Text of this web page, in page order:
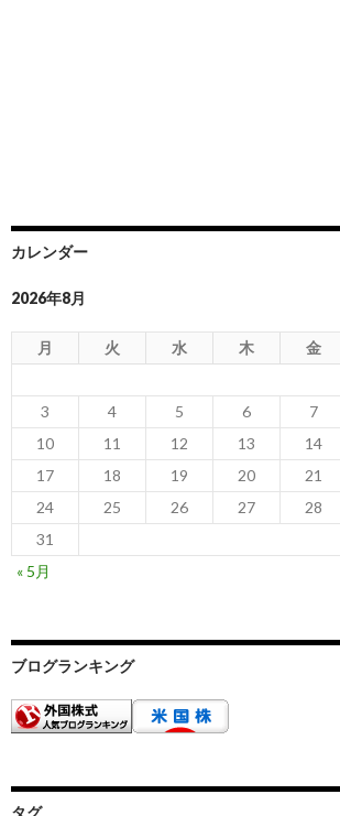
カレンダー
2026年8月
月 火 水 木 金
3
4 5 6 7
10
11 12 13 14
17
18 19 20 21
24
25 26 27 28
31
« 5月
ブログランキング
タグ